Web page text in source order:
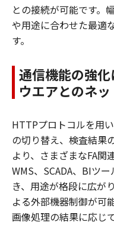
との接続が可能です。
や用途に合わせた最適
す。
通信機能の強
ウエアとのネ
HTTPプロトコルを用
の切り替え、検査結果
より、さまざまなFA関
WMS、SCADA、BIツ
き、用途が格段に広が
よる外部機器制御が可
画像処理の結果に応じ